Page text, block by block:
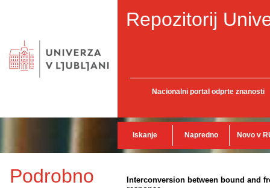
Repozitorij
Nacionalni portal odprte znanosti
Iskanje Napredno Novo v
Podrobno
Interconversion between bound and